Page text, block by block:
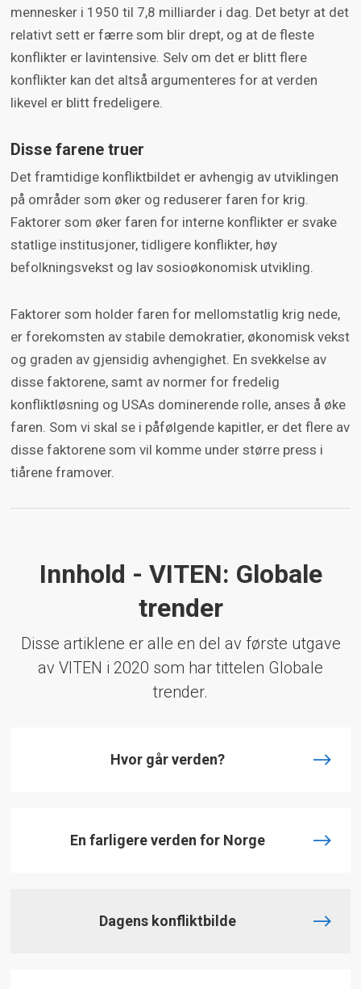
mennesker i 1950 til 7,8 milliarder i dag. Det betyr at det
relativt sett er færre som blir drept, og at de fleste
konflikter er lavintensive. Selv om det er blitt flere
konflikter kan det altså argumenteres for at verden
likevel er blitt fredeligere.
Disse farene truer
Det framtidige konfliktbildet er avhengig av utviklingen
på områder som øker og reduserer faren for krig.
Faktorer som øker faren for interne konflikter er svake
statlige institusjoner, tidligere konflikter, høy
befolkningsvekst og lav sosioøkonomisk utvikling.
Faktorer som holder faren for mellomstatlig krig nede,
er forekomsten av stabile demokratier, økonomisk vekst
og graden av gjensidig avhengighet. En svekkelse av
disse faktorene, samt av normer for fredelig
konfliktløsning og USAs dominerende rolle, anses å øke
faren. Som vi skal se i påfølgende kapitler, er det flere av
disse faktorene som vil komme under større press i
tiårene framover.
Innhold - VITEN: Globale
trender
Disse artiklene er alle en del av første utgave
av VITEN i 2020 som har tittelen Globale
trender.
Hvor går verden?
En farligere verden for Norge
Dagens konfliktbilde